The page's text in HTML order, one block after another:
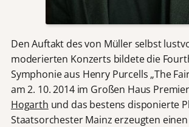
Den Auftakt des von Müller selbst
moderierten Konzerts bildete die
Symphonie aus Henry Purcells „The
am 2. 10. 2014 im Großen Haus
Hogarth und das bestens disponierte
Staatsorchester Mainz erzeugten